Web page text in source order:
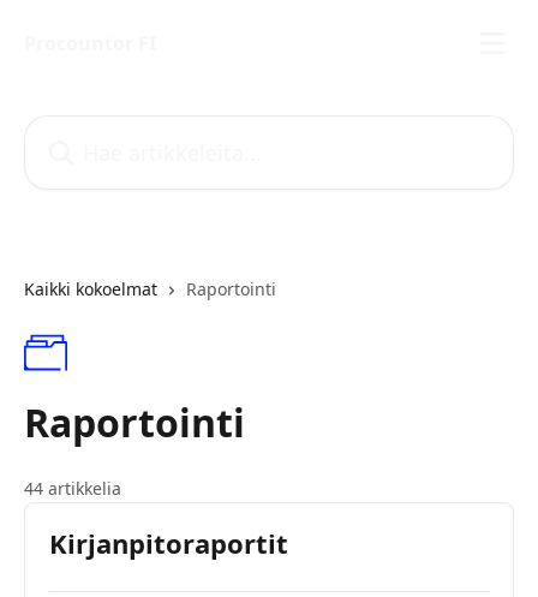
Kaikki kokoelmat Raportointi
Raportointi
44 artikkelia
Kirjanpitoraportit